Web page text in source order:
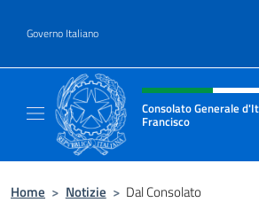
Governo Italiano
Intestazione sito,
Consolato Generale
Francisco
Home > Notizie > Dal Consolato